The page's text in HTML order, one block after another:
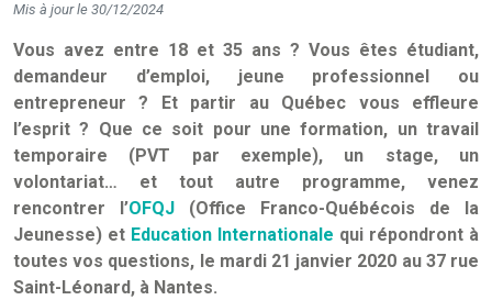
Mis à jour le 30/12/2024
Vous avez entre 18 et 35 ans ? Vous êtes étudiant,
demandeur d’emploi, jeune professionnel ou
entrepreneur ? Et partir au Québec vous effleure
l’esprit ? Que ce soit pour une formation, un travail
temporaire (PVT par exemple), un stage, un
volontariat… et tout autre programme, venez
rencontrer l’OFQJ (Office Franco-Québécois de la
Jeunesse) et Education Internationale qui répondront à
toutes vos questions, le mardi 21 janvier 2020 au 37 rue
Saint-Léonard, à Nantes.